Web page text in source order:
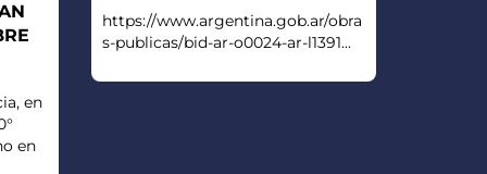
en
en
https://www.argentina.gob.ar/obra
s-publicas/bid-ar-o0024-ar-l1391...